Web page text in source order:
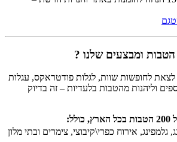
ומבצעים שלנו ?
לחופשות שוות, לגלות פודטראקס, עגלות
וליהנות מהטבות בלעדיות – זה בדיוק
גלמפינג, אירוח כפרי\קיבוצי, צימרים ובתי מלון